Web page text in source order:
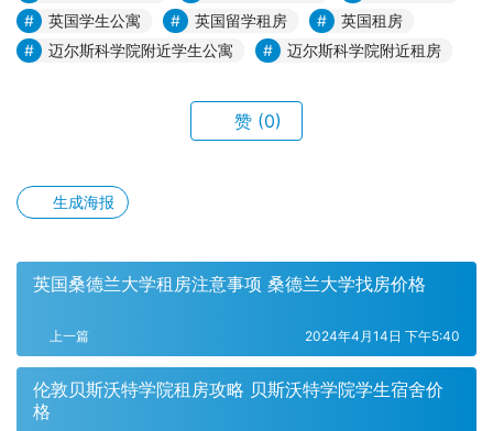
英国学生公寓 英国留学租房
英国租房
迈尔斯科学院附近学生公寓
迈尔斯科学院附近租房
赞 (0)
生成海报
英国桑德兰大学租房注意事项 桑德兰大学找房价格
上一篇 2024年4月14日 下午5:40
伦敦贝斯沃特学院租房攻略 贝斯沃特学院学生宿舍价
格